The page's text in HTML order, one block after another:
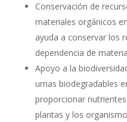
Conservación de
materiales orgánicos
ayuda a conservar los
dependencia de
Apoyo a la
urnas biodegradables
proporcionar
plantas y los